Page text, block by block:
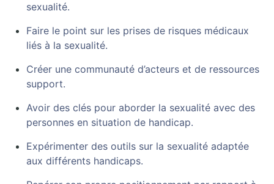
sexualité.
Faire le point sur les prises de risques médicaux
liés à la sexualité.
Créer une communauté d’acteurs et de ressources
support.
Avoir des clés pour aborder la sexualité avec des
personnes en situation de handicap.
Expérimenter des outils sur la sexualité adaptée
aux différents handicaps.